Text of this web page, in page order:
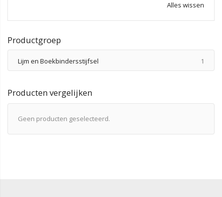
Alles wissen
Productgroep
Lijm en Boekbindersstijfsel 1
Producten vergelijken
Geen producten geselecteerd.